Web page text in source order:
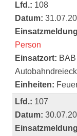
Lfd.: 108
Datum:
Person
Einsatzort:
Einheiten:
Lfd.: 107
Datum: